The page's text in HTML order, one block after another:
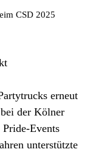
erneut
der Kölner
Events
unterstützte